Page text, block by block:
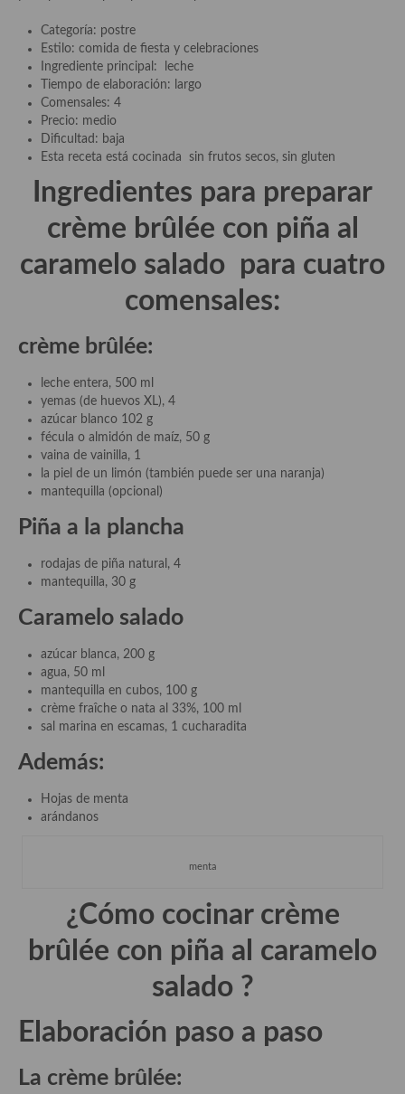
Mojos y pastas
Sales y polvos
Salsas y mojos
Adobos
Aperitivos
Bebidas
Bocadillos, hamburguesas, sándwich, emparedados, tostas y
Entrantes
Gazpachos, salmorejos, sopas y cremas frías
Quínoa
Legumbres y cereales
Cuscús
Huevos
Masas elaboradas con harina, pizzas, quiches y demás
Plato principal
Aves
Carne
Postres con frutas
Quesos, recetas
Recetas maridadas con los mejores AOVES
Categoría: postre
Estilo: comida de fiesta y celebraciones
Ingrediente principal: leche
Tiempo de elaboración: largo
Comensales: 4
Precio: medio
Dificultad: baja
Esta receta está cocinada sin frutos secos, sin gluten
Ingredientes para preparar
crème brûlée con piña al
caramelo salado para cuatro
comensales:
crème brûlée:
leche entera, 500 ml
yemas (de huevos XL), 4
azúcar blanco 102 g
fécula o almidón de maíz, 50 g
vaina de vainilla, 1
la piel de un limón (también puede ser una naranja)
mantequilla (opcional)
Piña a la plancha
rodajas de piña natural, 4
mantequilla, 30 g
Caramelo salado
azúcar blanca, 200 g
agua, 50 ml
mantequilla en cubos, 100 g
crème fraîche o nata al 33%, 100 ml
sal marina en escamas, 1 cucharadita
Además:
Hojas de menta
arándanos
menta
¿Cómo cocinar crème
brûlée con piña al caramelo
salado ?
Elaboración paso a paso
La crème brûlée: